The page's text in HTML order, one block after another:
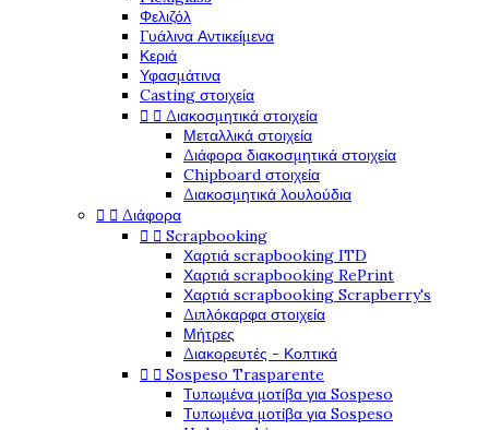
Φελιζόλ
Γυάλινα Αντικείμενα
Κεριά
Υφασμάτινα
Casting στοιχεία
  Διακοσμητικά στοιχεία
Μεταλλικά στοιχεία
Διάφορα διακοσμητικά στοιχεία
Chipboard στοιχεία
Διακοσμητικά λουλούδια
  Διάφορα
  Scrapbooking
Χαρτιά scrapbooking ITD
Χαρτιά scrapbooking RePrint
Χαρτιά scrapbooking Scrapberry's
Διπλόκαρφα στοιχεία
Μήτρες
Διακορευτές - Κοπτικά
  Sospeso Trasparente
Τυπωμένα μοτίβα για Sospeso
Τυπωμένα μοτίβα για Sospeso